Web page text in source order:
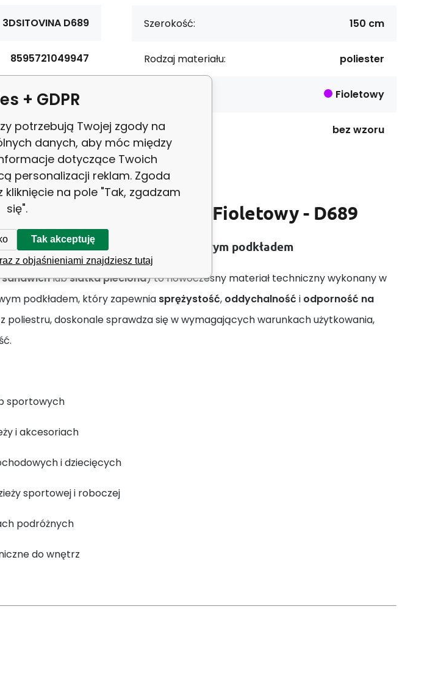
3DSITOVINA D689
8595721049947
Poliester 100%
210 g/m2
Szerokość: 150 cm
Rodzaj materiału: poliester
Fioletowy
Wzór: bez wzoru
(Tkanina 3D) kolor Fioletowy - D689
3D – tkanina przestrzenna z piankowym podkładem
lubsiatka pleciona) to nowoczesny materiał techniczny wykonany w
podkładem, który zapewnia sprężystość, oddychalność i odporność na
z poliestru, doskonale sprawdza się w wymagających warunkach użytkowania,
sportowych
i akcesoriach
i dziecięcych
sportowej i roboczej
podróżnych
do wnętrz
+ GDPR
potrzebują Twojej zgody na
danych, aby móc między
dotyczące Twoich
personalizacji reklam. Zgoda
na pole "Tak, zgadzam
się".
Tak akceptuję
z objaśnieniami znajdziesz tutaj